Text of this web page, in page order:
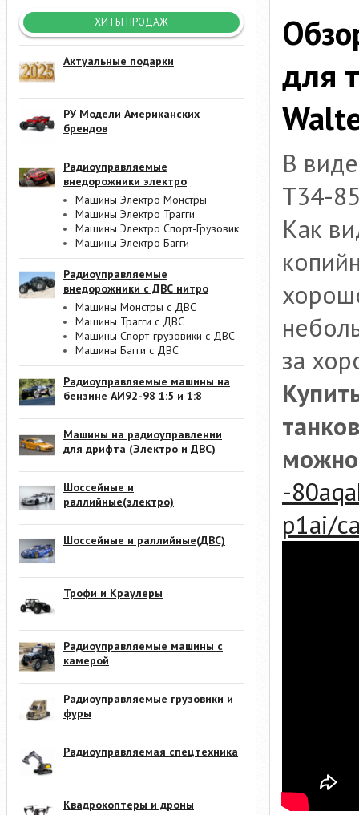
ХИТЫ ПРОДАЖ
Актуальные подарки
РУ Модели Американских
брендов
Радиоуправляемые
внедорожники электро
Машины Электро Монстры
Машины Электро Трагги
Машины Электро Спорт-Грузовик
Машины Электро Багги
Радиоуправляемые
внедорожники с ДВС нитро
Машины Монстры с ДВС
Машины Трагги с ДВС
Машины Спорт-грузовики с ДВС
Машины Багги с ДВС
Радиоуправляемые машины на
бензине АИ92-98 1:5 и 1:8
Машины на радиоуправлении
для дрифта (Электро и ДВС)
Шоссейные и
раллийные(электро)
Шоссейные и раллийные(ДВС)
Трофи и Краулеры
Радиоуправляемые машины с
камерой
Радиоуправляемые грузовики и
фуры
Радиоуправляемая спецтехника
Квадрокоптеры и дроны
для
В
T34-
Как
за
-
p1ai/